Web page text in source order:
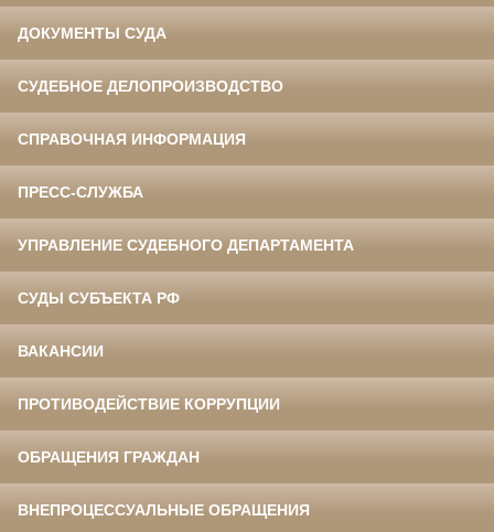
ДОКУМЕНТЫ СУДА
СУДЕБНОЕ ДЕЛОПРОИЗВОДСТВО
СПРАВОЧНАЯ ИНФОРМАЦИЯ
ПРЕСС-СЛУЖБА
УПРАВЛЕНИЕ СУДЕБНОГО ДЕПАРТАМЕНТА
СУДЫ СУБЪЕКТА РФ
ВАКАНСИИ
ПРОТИВОДЕЙСТВИЕ КОРРУПЦИИ
ОБРАЩЕНИЯ ГРАЖДАН
ВНЕПРОЦЕССУАЛЬНЫЕ ОБРАЩЕНИЯ